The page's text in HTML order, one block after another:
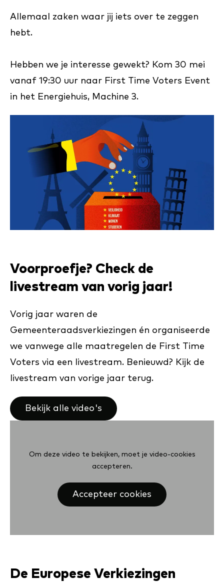
Allemaal zaken waar jij iets over te zeggen
hebt.
Hebben we je interesse gewekt? Kom 30 mei
vanaf 19:30 uur naar First Time Voters Event
in het Energiehuis, Machine 3.
Voorproefje? Check de
livestream van vorig jaar!
Om deze video te bekijken, moet je video-cookies
accepteren.
Accepteer cookies
Vorig jaar waren de
Gemeenteraadsverkiezingen én organiseerde
we vanwege alle maatregelen de First Time
Voters via een livestream. Benieuwd? Kijk de
livestream van vorige jaar terug.
Bekijk alle video's
De Europese Verkiezingen